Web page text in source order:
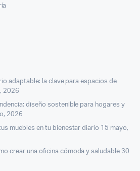
adaptable: la clave para espacios de
2026
diseño sostenible para hogares y
2026
muebles en tu bienestar diario 15 mayo,
crear una oficina cómoda y saludable 30